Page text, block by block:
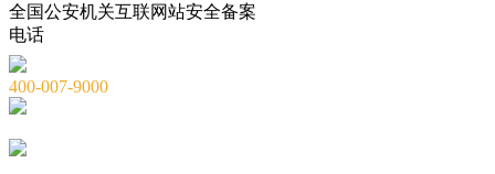
全国公安机关互联网站安全备案
电话
400-007-9000